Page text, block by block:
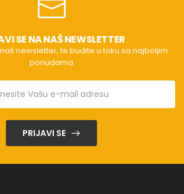
SE NA NAŠ NEWSLETTER
newsletter, te budite u toku sa najboljim
ponudama
PRIJAVI SE